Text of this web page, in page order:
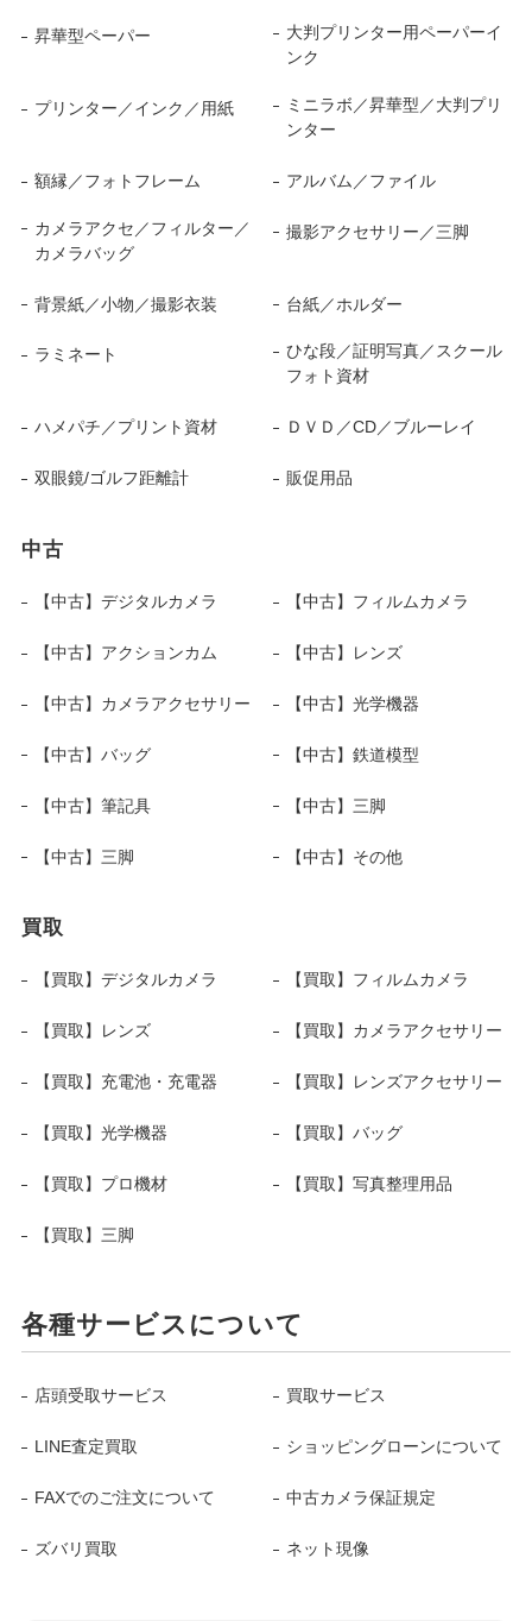
昇華型ペーパー
大判プリンター用ペーパーイ
ンク
プリンター／インク／用紙
ミニラボ／昇華型／大判プリ
ンター
額縁／フォトフレーム アルバム／ファイル
カメラアクセ／フィルター／
カメラバッグ
撮影アクセサリー／三脚
背景紙／小物／撮影衣装 台紙／ホルダー
ラミネート
ひな段／証明写真／スクール
フォト資材
ハメパチ／プリント資材 ＤＶＤ／CD／ブルーレイ
双眼鏡/ゴルフ距離計 販促用品
中古
【中古】デジタルカメラ 【中古】フィルムカメラ
【中古】アクションカム 【中古】レンズ
【中古】カメラアクセサリー 【中古】光学機器
【中古】バッグ 【中古】鉄道模型
【中古】筆記具 【中古】三脚
【中古】三脚 【中古】その他
買取
【買取】デジタルカメラ 【買取】フィルムカメラ
【買取】レンズ 【買取】カメラアクセサリー
【買取】充電池・充電器 【買取】レンズアクセサリー
【買取】光学機器 【買取】バッグ
【買取】プロ機材 【買取】写真整理用品
【買取】三脚
各種サービスについて
店頭受取サービス 買取サービス
LINE査定買取 ショッピングローンについて
FAXでのご注文について 中古カメラ保証規定
ズバリ買取 ネット現像